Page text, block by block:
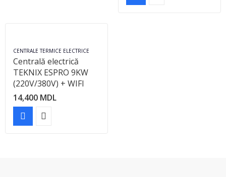
CENTRALE TERMICE ELECTRICE
Centrală electrică
TEKNIX ESPRO 9KW
(220V/380V) + WIFI
14,400 MDL